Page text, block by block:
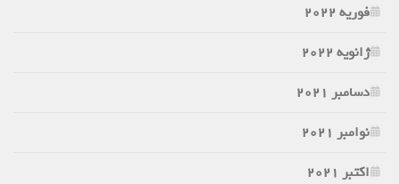
فوریه 2022
ژانویه 2022
دسامبر 2021
نوامبر 2021
اکتبر 2021